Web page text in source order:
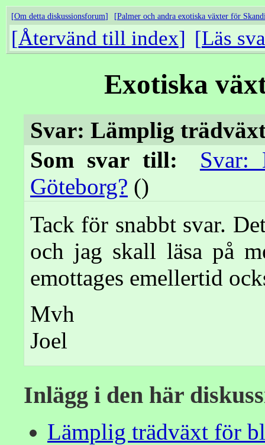
Om detta diskussionsforum Palmer och andra exotiska växter för
Återvänd till index Läs
Exotiska
Svar: Lämplig
Som svar till:
Svar:
Göteborg? ()
Tack för snabbt svar.
och jag skall läsa på
emottages emellertid
Mvh
Joel
Inlägg i den här
Lämplig trädväxt för